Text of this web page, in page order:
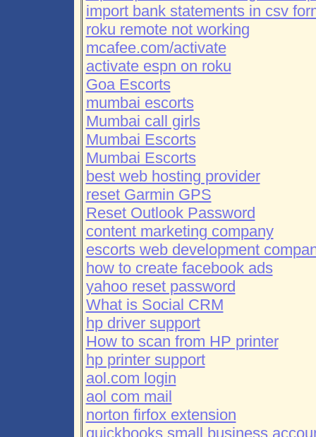
import bank statements in csv
roku remote not working
mcafee.com/activate
activate espn on roku
Goa Escorts
mumbai escorts
Mumbai call girls
Mumbai Escorts
Mumbai Escorts
best web hosting provider
reset Garmin GPS
Reset Outlook Password
content marketing company
escorts web development
how to create facebook ads
yahoo reset password
What is Social CRM
hp driver support
How to scan from HP printer
hp printer support
aol.com login
aol com mail
norton firfox extension
quickbooks small business